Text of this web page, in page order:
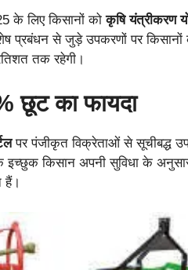
के लिए किसानों कोकृषि यंत्रीकरण
प्रबंधन से जुड़े उपकरणों पर किसानों
तक रहेगी।
छूट का फायदा
पर पंजीकृत विक्रेताओं से सूचीबद्ध
किसान अपनी सुविधा के